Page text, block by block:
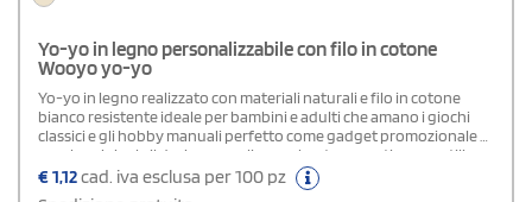
Yo-yo in legno personalizzabile con filo in cotone
Wooyo yo-yo
Yo-yo in legno realizzato con materiali naturali e filo in cotone
bianco resistente ideale per bambini e adulti che amano i giochi
classici e gli hobby manuali perfetto come gadget promozionale o
regalo originale il design semplice e robusto garantisce un utilizzo
sicuro e duraturo il yo-yo è personalizzabile con loghi scritte o
grafiche originali rappresentando una scelta divertente ed
€1,12cad. iva esclusa per 100 pz